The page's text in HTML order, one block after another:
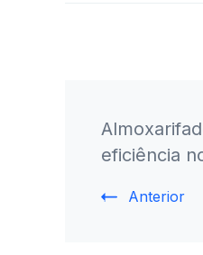
eficiência
Anterior